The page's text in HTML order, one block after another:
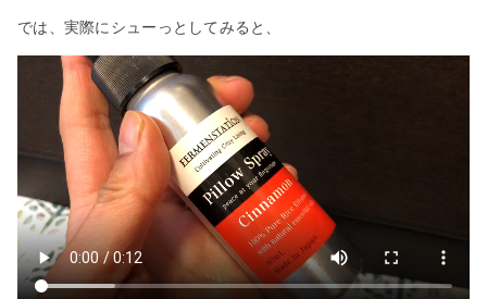
では、実際にシューっとしてみると、